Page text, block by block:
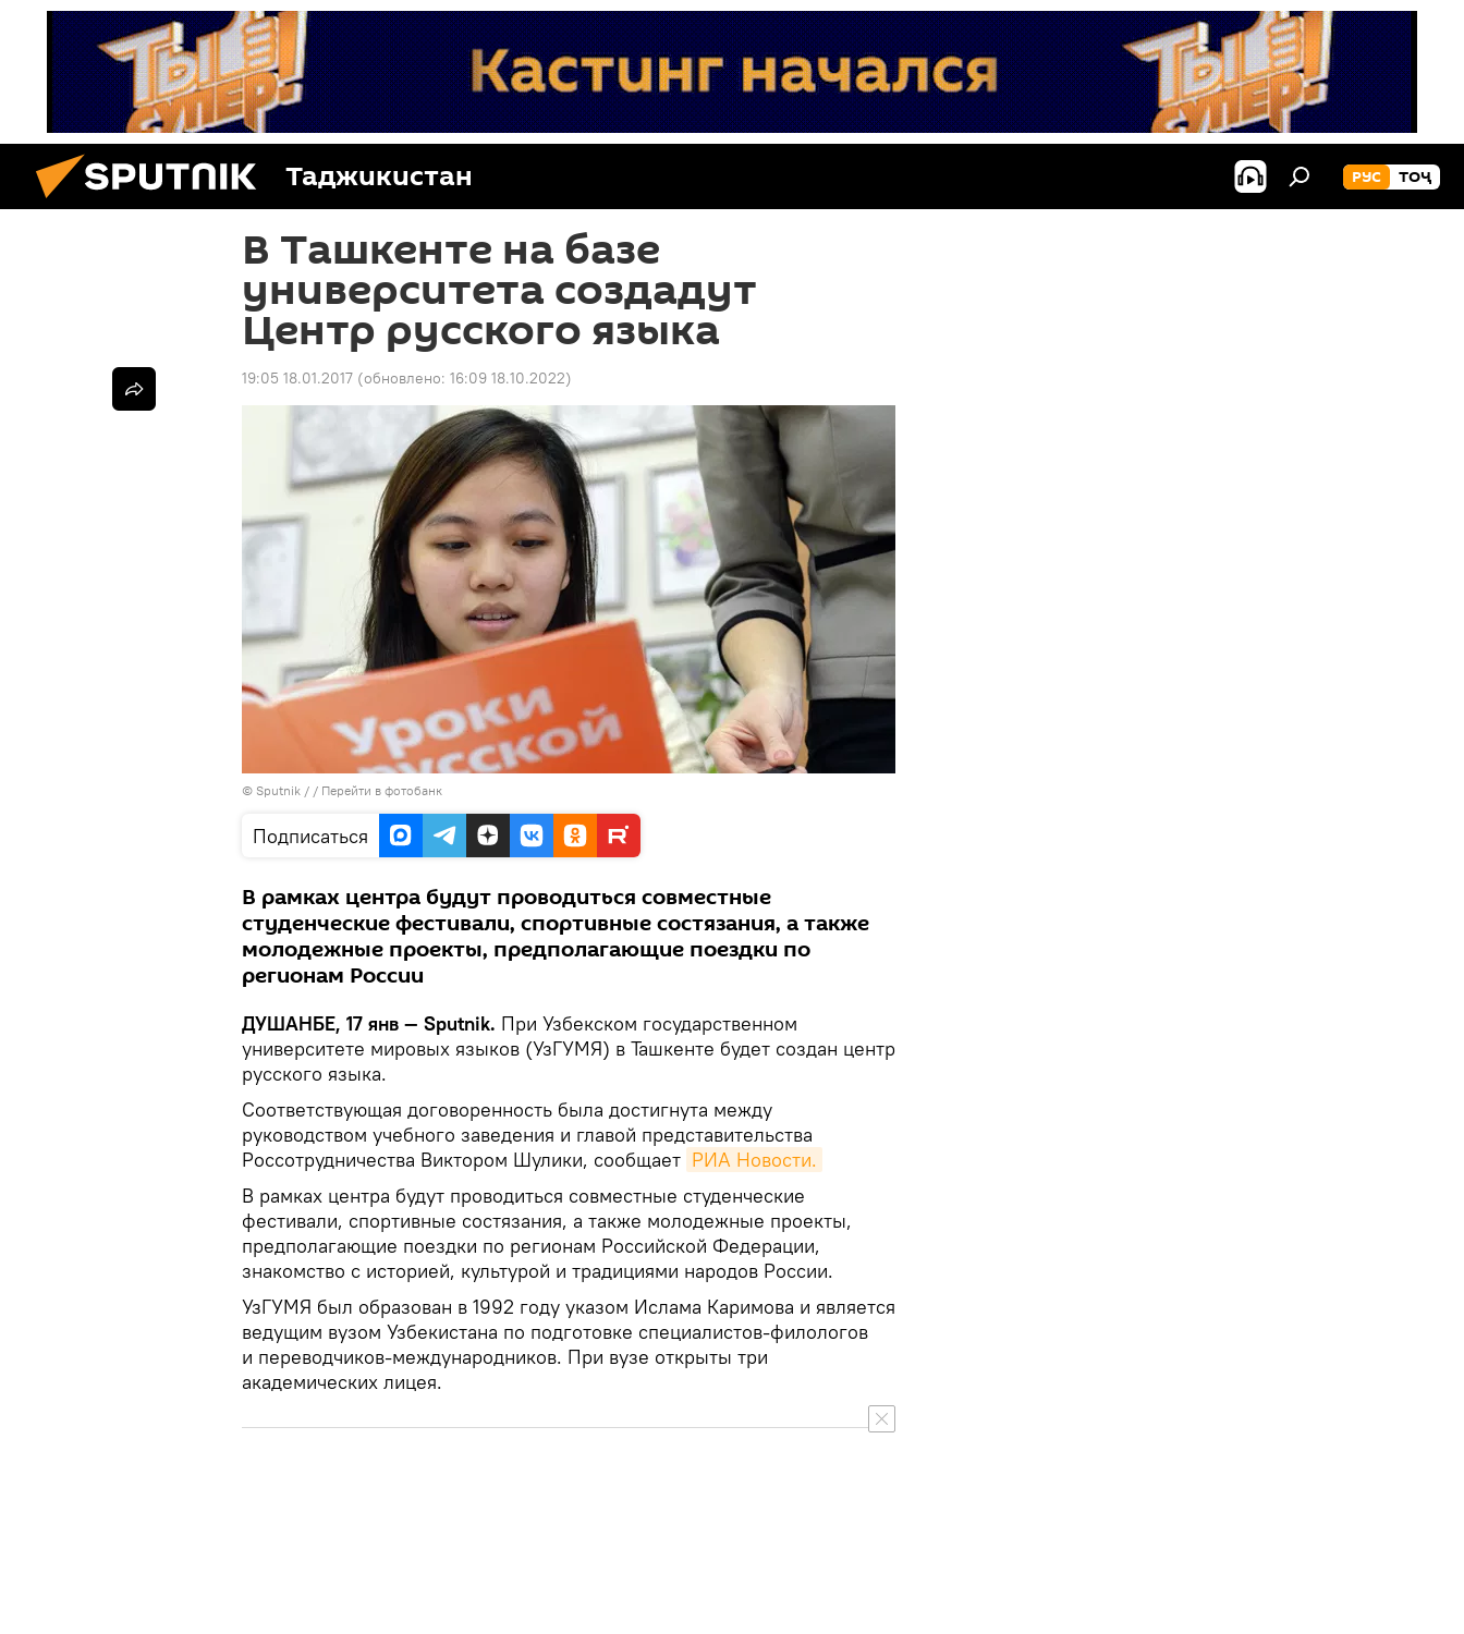
Таджикистан РУС ТОҶ
В Ташкенте на базе
университета создадут
Центр русского языка
19:05 18.01.2017 (обновлено: 16:09 18.10.2022)
© Sputnik / / Перейти в фотобанк
Подписаться
В рамках центра будут проводиться совместные
студенческие фестивали, спортивные состязания, а также
молодежные проекты, предполагающие поездки по
регионам России
ДУШАНБЕ, 17 янв — Sputnik. При Узбекском государственном
университете мировых языков (УзГУМЯ) в Ташкенте будет создан центр
русского языка.
Соответствующая договоренность была достигнута между
руководством учебного заведения и главой представительства
Россотрудничества Виктором Шулики, сообщает РИА Новости.
В рамках центра будут проводиться совместные студенческие
фестивали, спортивные состязания, а также молодежные проекты,
предполагающие поездки по регионам Российской Федерации,
знакомство с историей, культурой и традициями народов России.
УзГУМЯ был образован в 1992 году указом Ислама Каримова и является
ведущим вузом Узбекистана по подготовке специалистов-филологов
и переводчиков-международников. При вузе открыты три
академических лицея.